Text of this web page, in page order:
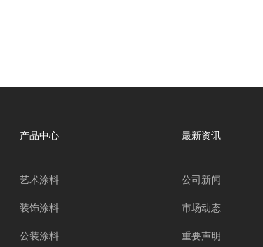
产品中心
艺术涂料
装饰涂料
公装涂料
最新资讯
公司新闻
市场动态
重要声明